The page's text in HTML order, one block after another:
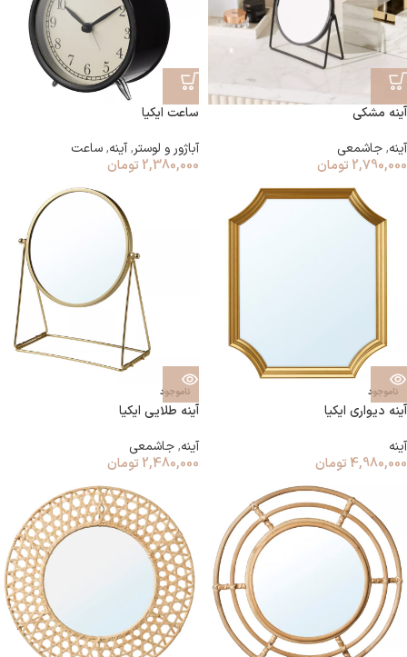
آینه مشکی
آینه,جاشمعی
2,790,000 تومان
ساعت ایکیا
آباژور و لوستر,آینه,ساعت
2,380,000 تومان
ناموجود
آینه دیواری ایکیا
آینه
4,980,000 تومان
ناموجود
آینه طلایی ایکیا
آینه,جاشمعی
2,480,000 تومان